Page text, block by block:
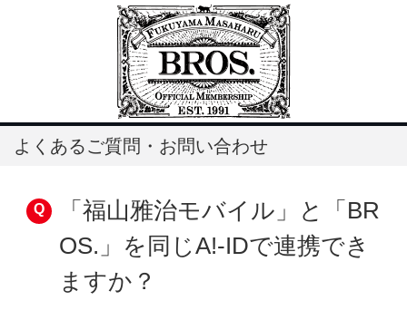
よくあるご質問・お問い合わせ
「福山雅治モバイル」と「BR
OS.」を同じA!-IDで連携でき
ますか？